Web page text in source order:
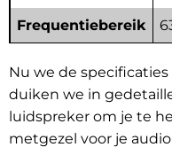
Frequentiebereik
Nu we de
duiken we in
luidspreker om je te
metgezel voor je